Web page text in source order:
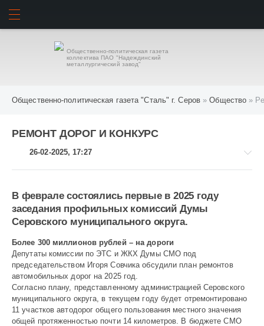
Общественно-политическая газета
коллектива ПАО "Надеждинский
металлургический завод"
Общественно-политическая газета "Сталь" г. Серов »Общество »
РЕМОНТ ДОРОГ И КОНКУРС
26-02-2025, 17:27
Общество
В феврале состоялись первые в 2025 году
заседания профильных комиссий Думы
Серовского муниципального округа.
Более 300 миллионов рублей – на дороги
Депутаты комиссии по ЭТС и ЖКХ Думы СМО под
председательством Игоря Совчика обсудили план ремонтов
автомобильных дорог на 2025 год.
Согласно плану, представленному администрацией Серовского
муниципального округа, в текущем году будет отремонтировано
11 участков автодорог общего пользования местного значения
общей протяженностью почти 14 километров. В бюджете СМО